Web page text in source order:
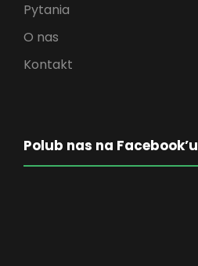
Pytania
O nas
Kontakt
Polub nas na Facebook’u